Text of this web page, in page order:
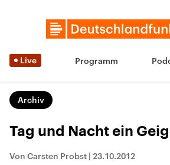
Live Programm
Archiv
Tag und Nacht ein
Von Carsten Probst | 23.10.2012